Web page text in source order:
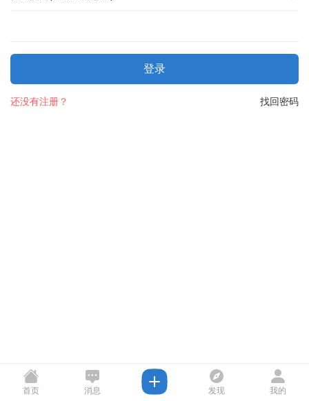
登录
找回密码
还没有注册？
首页 消息 发现 我的